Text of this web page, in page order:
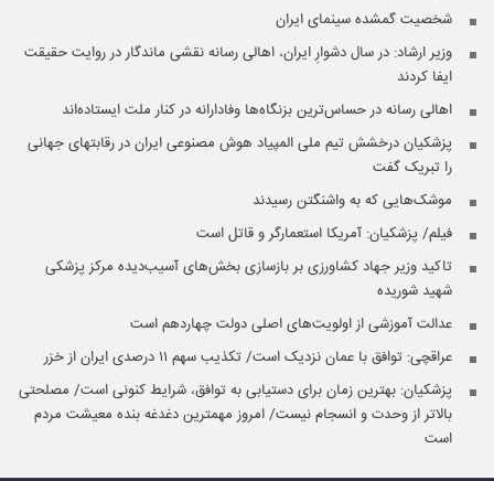
شخصیت گمشده سینمای ایران
وزیر ارشاد: در سال دشوارِ ایران، اهالی رسانه نقشی ماندگار در روایت حقیقت
ایفا کردند
اهالی رسانه در حساس‌ترین بزنگاه‌ها وفادارانه در کنار ملت ایستاده‌اند
پزشکیان درخشش تیم ملی المپیاد هوش مصنوعی ایران در رقابتهای جهانی
را تبریک گفت
موشک‌هایی که به واشنگتن رسیدند
فیلم/ پزشکیان: آمریکا استعمارگر و قاتل است
تاکید وزیر جهاد کشاورزی بر بازسازی بخش‌های آسیب‌دیده مرکز پزشکی
شهید شوریده
عدالت آموزشی از اولویت‌های اصلی دولت چهاردهم است
عراقچی: توافق با عمان نزدیک است/ تکذیب سهم ۱۱ درصدی ایران از خزر
پزشکیان: بهترین زمان برای دستیابی به توافق، شرایط کنونی است/ مصلحتی
بالاتر از وحدت و انسجام نیست/ امروز مهمترین دغدغه بنده معیشت مردم
است